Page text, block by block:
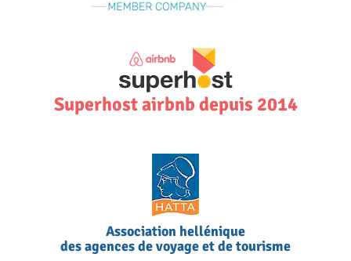
Superhost airbnb depuis 2014
Association hellénique
des agences de voyage et de tourisme